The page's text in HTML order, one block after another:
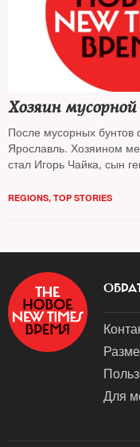
Хозяин мусорной
После мусорных
Ярославль. Хозяином
стал Игорь Чайка, сын
REGIONS, TOP STORIES
Для